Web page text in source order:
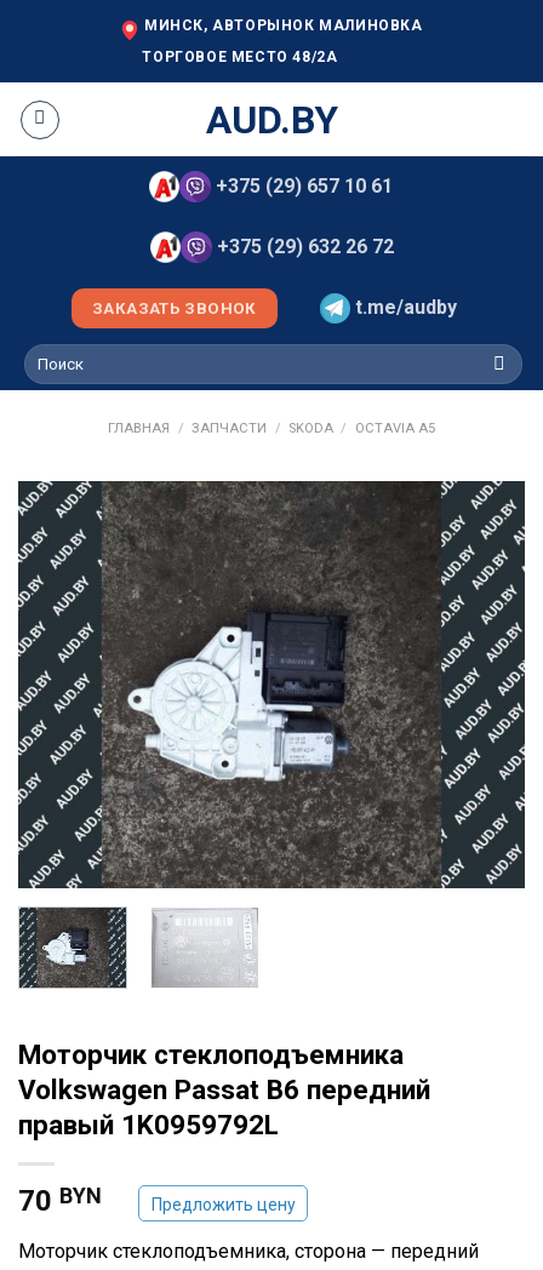
МИНСК, АВТОРЫНОК МАЛИНОВКА
ТОРГОВОЕ МЕСТО 48/2А
AUD.BY
+375 (29) 657 10 61
+375 (29) 632 26 72
ЗАКАЗАТЬ ЗВОНОК t.me/audby
Искать:
ГЛАВНАЯ / ЗАПЧАСТИ / SKODA / OCTAVIA A5
Моторчик стеклоподъемника
Volkswagen Passat B6 передний
правый 1K0959792L
70 BYN Предложить цену
Моторчик стеклоподъемника, сторона — передний